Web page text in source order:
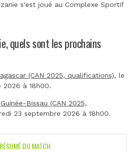
s'est joué au Complexe Sportif
quels sont les prochains
(CAN 2025, qualifications), le
2026 à 18h00.
Bissau (CAN 2025,
23 septembre 2026 à 18h00.
RÉSUMÉ DU MATCH